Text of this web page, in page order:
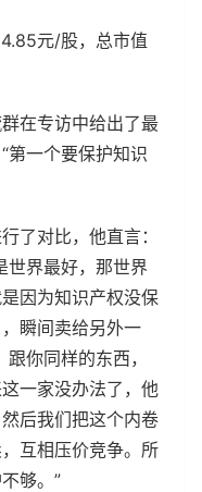
元/股，总市值
在专访中给出了最
第一个要保护知识
了对比，他直言：
世界最好，那世界
因为知识产权没保
瞬间卖给另外一
你同样的东西，
一家没办法了，他
后我们把这个内卷
互相压价竞争。所
够。”